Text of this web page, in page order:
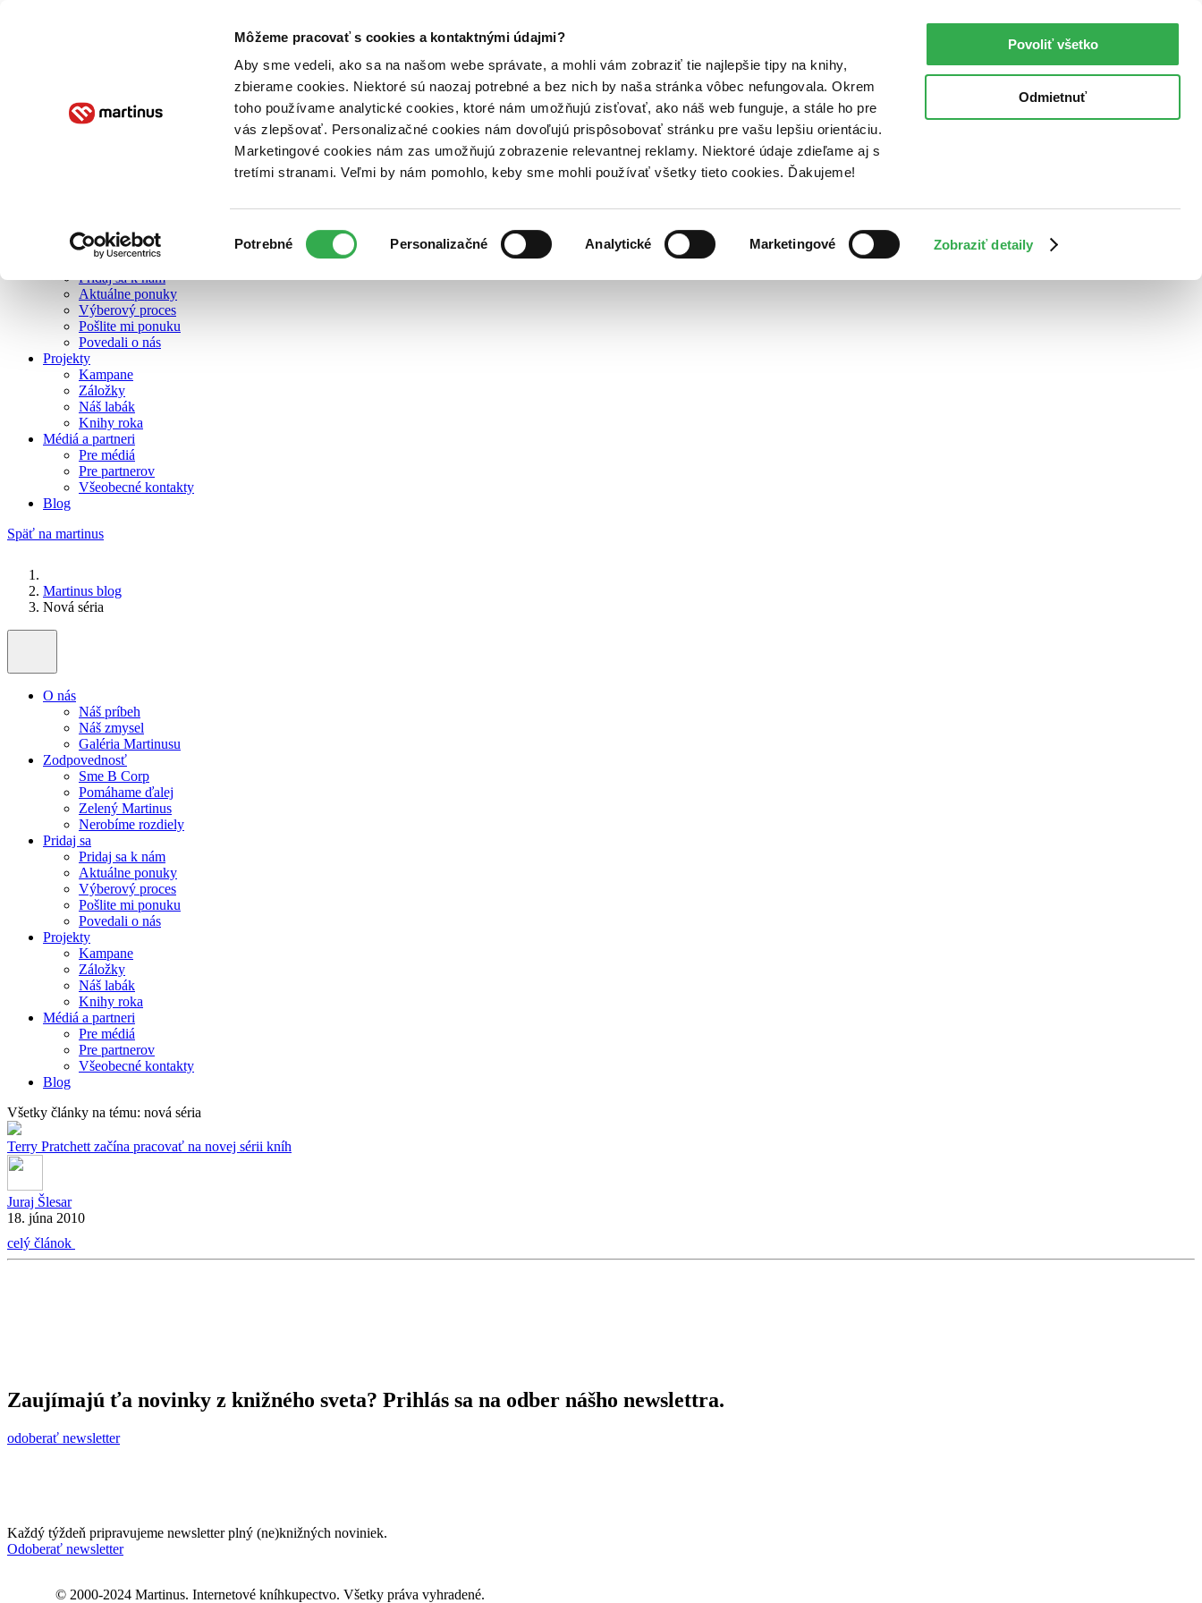
Môžeme pracovať s cookies a kontaktnými údajmi?
Aby sme vedeli, ako sa na našom webe správate, a mohli vám zobraziť tie najlepšie tipy na knihy,
zbierame cookies. Niektoré sú naozaj potrebné a bez nich by naša stránka vôbec nefungovala. Okrem
toho používame analytické cookies, ktoré nám umožňujú zisťovať, ako náš web funguje, a stále ho pre
vás zlepšovať. Personalizačné cookies nám dovoľujú prispôsobovať stránku pre vašu lepšiu orientáciu.
Marketingové cookies nám zas umožňujú zobrazenie relevantnej reklamy. Niektoré údaje zdieľame aj s
tretími stranami. Veľmi by nám pomohlo, keby sme mohli používať všetky tieto cookies. Ďakujeme!
súhlasu
Potrebné Personalizačné Analytické Marketingové Zobraziť detaily
Povoliť všetko
Odmietnuť
O nás
Zelený Martinus
Nerobíme rozdiely
Pridaj sa k nám
Aktuálne ponuky
Výberový proces
Pošlite mi ponuku
Povedali o nás
Projekty
Kampane
Záložky
Náš labák
Knihy roka
Médiá a partneri
Pre médiá
Pre partnerov
Všeobecné kontakty
Blog
Späť na martinus
Martinus blog
Nová séria
O nás
Náš príbeh
Náš zmysel
Galéria Martinusu
Zodpovednosť
Sme B Corp
Pomáhame ďalej
Zelený Martinus
Nerobíme rozdiely
Pridaj sa
Pridaj sa k nám
Aktuálne ponuky
Výberový proces
Pošlite mi ponuku
Povedali o nás
Projekty
Kampane
Záložky
Náš labák
Knihy roka
Médiá a partneri
Pre médiá
Pre partnerov
Všeobecné kontakty
Blog
Všetky články na tému: nová séria
Terry Pratchett začína pracovať na novej sérii kníh
Juraj Šlesar
18. júna 2010
celý článok
Zaujímajú ťa novinky z knižného sveta? Prihlás sa na odber nášho newslettra.
odoberať newsletter
Každý týždeň pripravujeme newsletter plný (ne)knižných noviniek.
Odoberať newsletter
© 2000-2024 Martinus. Internetové kníhkupectvo. Všetky práva vyhradené.